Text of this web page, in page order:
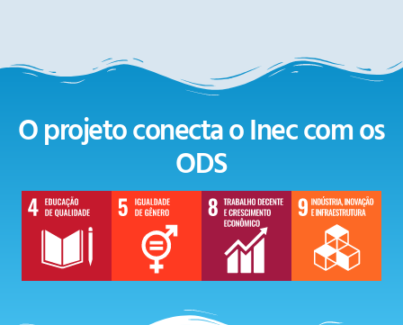
O projeto conecta o Inec com os
ODS